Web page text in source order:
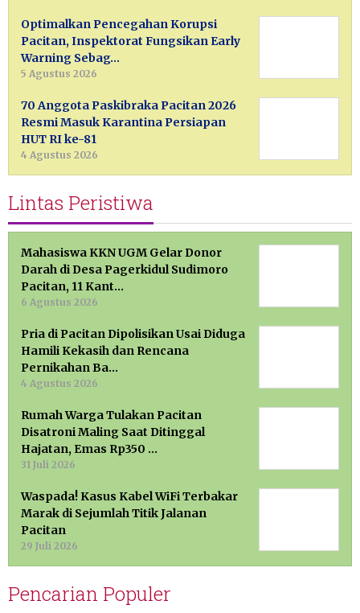
Optimalkan Pencegahan Korupsi
Pacitan, Inspektorat Fungsikan Early
Warning Sebag…
5 Agustus 2026
70 Anggota Paskibraka Pacitan 2026
Resmi Masuk Karantina Persiapan
HUT RI ke-81
4 Agustus 2026
Lintas Peristiwa
Mahasiswa KKN UGM Gelar Donor
Darah di Desa Pagerkidul Sudimoro
Pacitan, 11 Kant…
6 Agustus 2026
Pria di Pacitan Dipolisikan Usai Diduga
Hamili Kekasih dan Rencana
Pernikahan Ba…
4 Agustus 2026
Rumah Warga Tulakan Pacitan
Disatroni Maling Saat Ditinggal
Hajatan, Emas Rp350 …
31 Juli 2026
Waspada! Kasus Kabel WiFi Terbakar
Marak di Sejumlah Titik Jalanan
Pacitan
29 Juli 2026
Pencarian Populer